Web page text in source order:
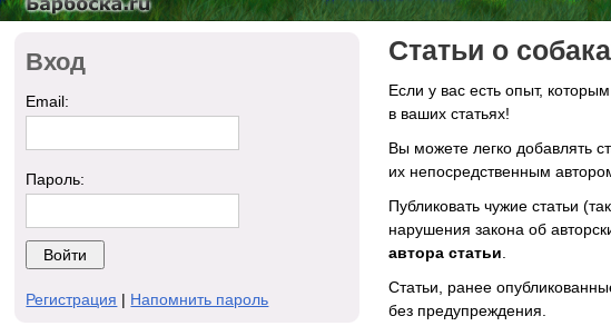
Статьи о
Если у вас есть опыт,
в ваших статьях!
Вы можете легко добавлять
их непосредственным
Публиковать чужие статьи
нарушения закона об
автора статьи
Статьи, ранее
без предупреждения.
Вход
Email:
Пароль:
Регистрация | Напомнить пароль